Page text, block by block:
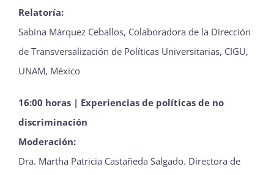
Relatoría:
Sabina Márquez Ceballos, Colaboradora de la Dirección
de Transversalización de Políticas Universitarias, CIGU,
UNAM, México
16:00 horas | Experiencias de políticas de no
discriminación
Moderación:
Dra. Martha Patricia Castañeda Salgado. Directora de